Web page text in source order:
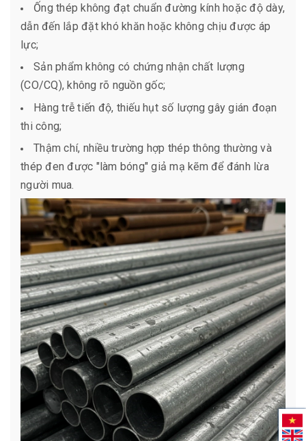
Ống thép không đạt chuẩn đường kính hoặc độ dày,
dẫn đến lắp đặt khó khăn hoặc không chịu được áp
lực;
Sản phẩm không có chứng nhận chất lượng
(CO/CQ), không rõ nguồn gốc;
Hàng trễ tiến độ, thiếu hụt số lượng gây gián đoạn
thi công;
Thậm chí, nhiều trường hợp thép thông thường và
thép đen được "làm bóng" giả mạ kẽm để đánh lừa
người mua.